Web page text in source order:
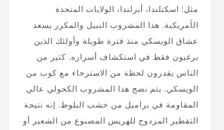
مثل: اسكتلندا، أيرلندا، الولايات المتحدة
الأمريكية. هذا المشروب النبيل والمكرر يسعد
عشاق الويسكي منذ فترة طويلة وأولئك الذين
يرغبون فقط في استكشاف أسراره. كثير من
الناس يقدرون لحظة من الاسترخاء مع كوب من
الويسكي. يتم نضج هذا المشروب الكحولي عالي
المقاومة في براميل من خشب البلوط. إنه نتيجة
التقطير المزدوج للهريس المصنوع من الشعير أو